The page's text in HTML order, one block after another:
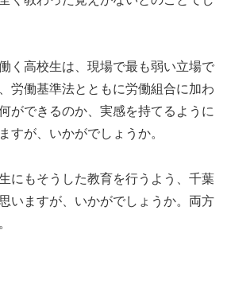
く高校生は、現場で最も弱い立場で
労働基準法とともに労働組合に加わ
ができるのか、実感を持てるように
すが、いかがでしょうか。
にもそうした教育を行うよう、千葉
いますが、いかがでしょうか。両方